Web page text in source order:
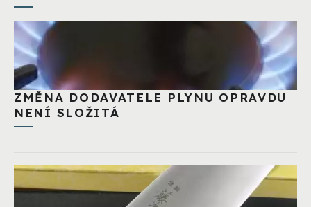
ZMĚNA DODAVATELE PLYNU OPRAVDU
NENÍ SLOŽITÁ